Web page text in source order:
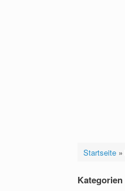
Startseite»
Kategorien